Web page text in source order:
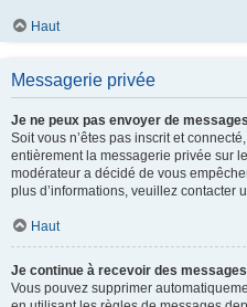
Haut
Messagerie privée
Je ne peux pas envoyer de
Soit vous n’êtes pas inscrit et
entièrement la messagerie privée sur
modérateur a décidé de vous
plus d’informations, veuillez contacter
Haut
Je continue à recevoir des
Vous pouvez supprimer